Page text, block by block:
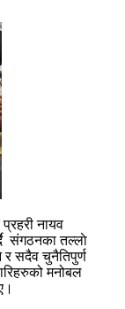
नायव
संगठनका तल्लाे
र सदैव चुनैतिपुर्ण
मनोबल